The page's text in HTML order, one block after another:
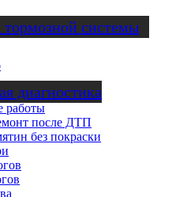
тормозной системы
диагностика
ремонт
работы
после ДТП
без покраски